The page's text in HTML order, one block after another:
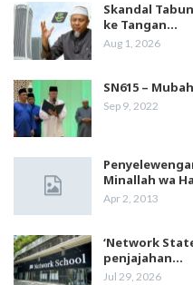
Skandal
ke Tangan…
Aug 1, 2026
SN615 –
Sep 9, 2022
Minallah wa
Apr 2, 2013
‘Network
penjajahan…
Jul 29, 2026